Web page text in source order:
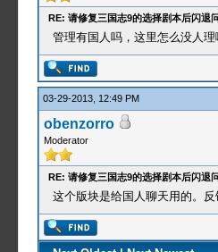
RE: 请修复三国志9的选择剧本后闪退
管理有国人吗，这里怎么没人
03-29-2013, 12:49 PM
obenzorro
Moderator
RE: 请修复三国志9的选择剧本后闪退
这个版块是给国人聊天用的。